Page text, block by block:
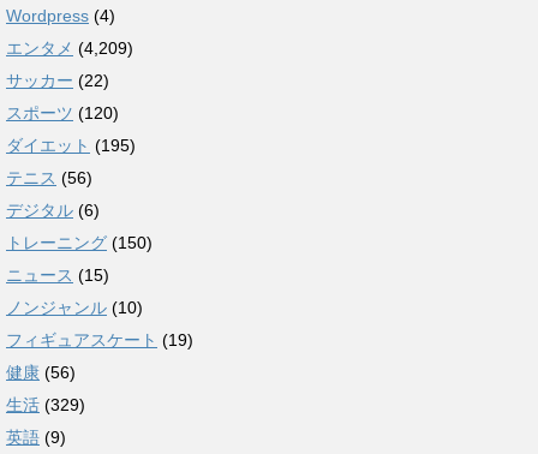
Wordpress (4)
エンタメ (4,209)
サッカー (22)
スポーツ (120)
ダイエット (195)
テニス (56)
デジタル (6)
トレーニング (150)
ニュース (15)
ノンジャンル (10)
フィギュアスケート (19)
健康 (56)
生活 (329)
英語 (9)